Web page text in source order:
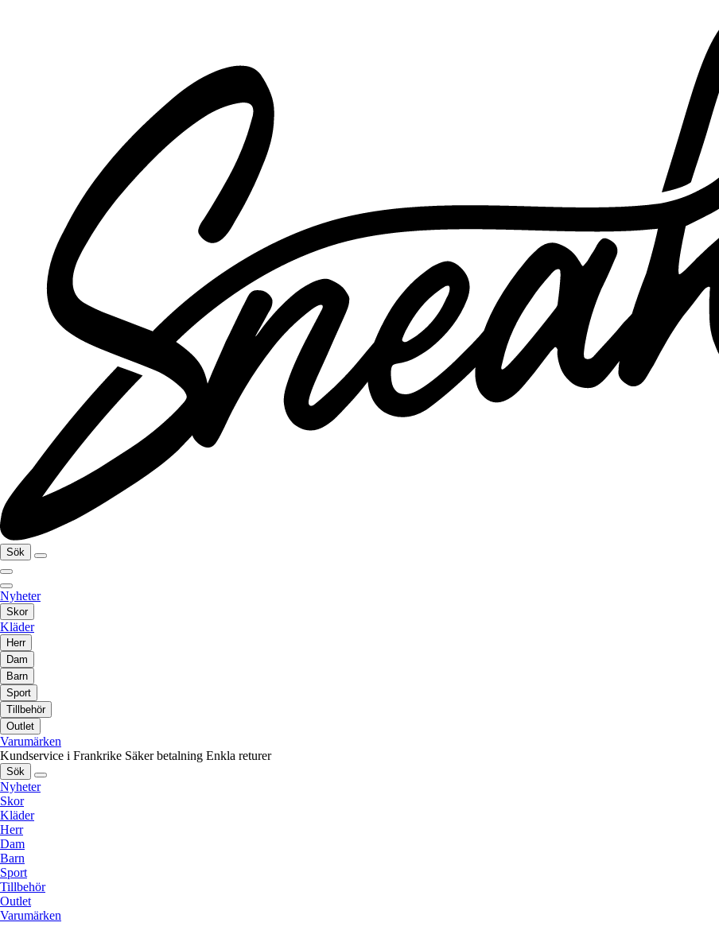
Sök
Nyheter
Skor
Kläder
Herr
Dam
Barn
Sport
Tillbehör
Outlet
Varumärken
Kundservice i Frankrike Säker betalning Enkla returer
Sök
Nyheter
Skor
Kläder
Herr
Dam
Barn
Sport
Tillbehör
Outlet
Varumärken